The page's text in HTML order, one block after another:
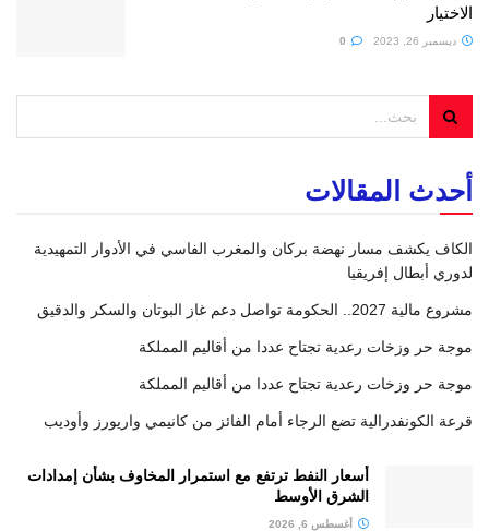
الاختيار
ديسمبر 26, 2023
أحدث المقالات
الكاف يكشف مسار نهضة بركان والمغرب الفاسي في الأدوار التمهيدية
لدوري أبطال إفريقيا
مشروع مالية 2027.. الحكومة تواصل دعم غاز البوتان والسكر والدقيق
موجة حر وزخات رعدية تجتاح عددا من أقاليم المملكة
موجة حر وزخات رعدية تجتاح عددا من أقاليم المملكة
قرعة الكونفدرالية تضع الرجاء أمام الفائز من كانيمي واريورز وأوديب
أسعار النفط ترتفع مع استمرار المخاوف بشأن إمدادات
الشرق الأوسط
أغسطس 6, 2026